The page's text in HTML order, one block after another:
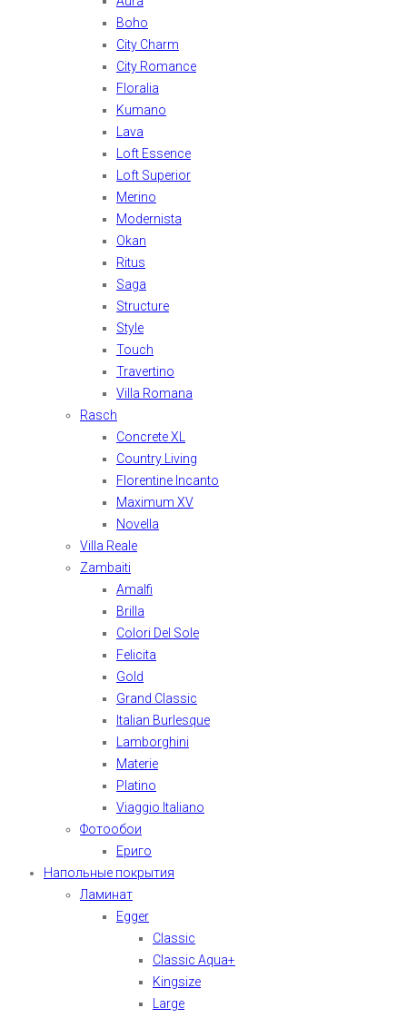
Boho
City Charm
City Romance
Floralia
Kumano
Lava
Loft Essence
Loft Superior
Merino
Modernista
Okan
Ritus
Saga
Structure
Style
Touch
Travertino
Villa Romana
Rasch
Concrete XL
Country Living
Florentine Incanto
Maximum XV
Novella
Villa Reale
Zambaiti
Amalfi
Brilla
Colori Del Sole
Felicita
Gold
Grand Classic
Italian Burlesque
Lamborghini
Materie
Platino
Viaggio Italiano
Фотообои
Ериго
Напольные покрытия
Ламинат
Egger
Classic
Classic Aqua+
Kingsize
Large